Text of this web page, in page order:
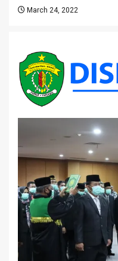
March 24, 2022